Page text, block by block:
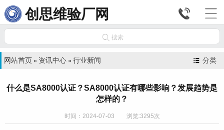
创思维验厂网 

 搜索
分类
网站首页 » 资讯中心 » 行业新闻
什么是SA8000认证？SA8000认证有哪些影响？发展趋势是
怎样的？
时间：2024-07-03 浏览:3295次